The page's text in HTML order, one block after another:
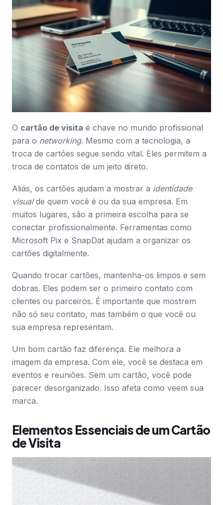
O cartão de visita é chave no mundo profissional
para o networking. Mesmo com a tecnologia, a
troca de cartões segue sendo vital. Eles permitem a
troca de contatos de um jeito direto.
Aliás, os cartões ajudam a mostrar a identidade
visualde quem você é ou da sua empresa. Em
muitos lugares, são a primeira escolha para se
conectar profissionalmente. Ferramentas como
Microsoft Pix e SnapDat ajudam a organizar os
cartões digitalmente.
Quando trocar cartões, mantenha-os limpos e sem
dobras. Eles podem ser o primeiro contato com
clientes ou parceiros. É importante que mostrem
não só seu contato, mas também o que você ou
sua empresa representam.
Um bom cartão faz diferença. Ele melhora a
imagem da empresa. Com ele, você se destaca em
eventos e reuniões. Sem um cartão, você pode
parecer desorganizado. Isso afeta como veem sua
marca.
Elementos Essenciais de um Cartão
de Visita